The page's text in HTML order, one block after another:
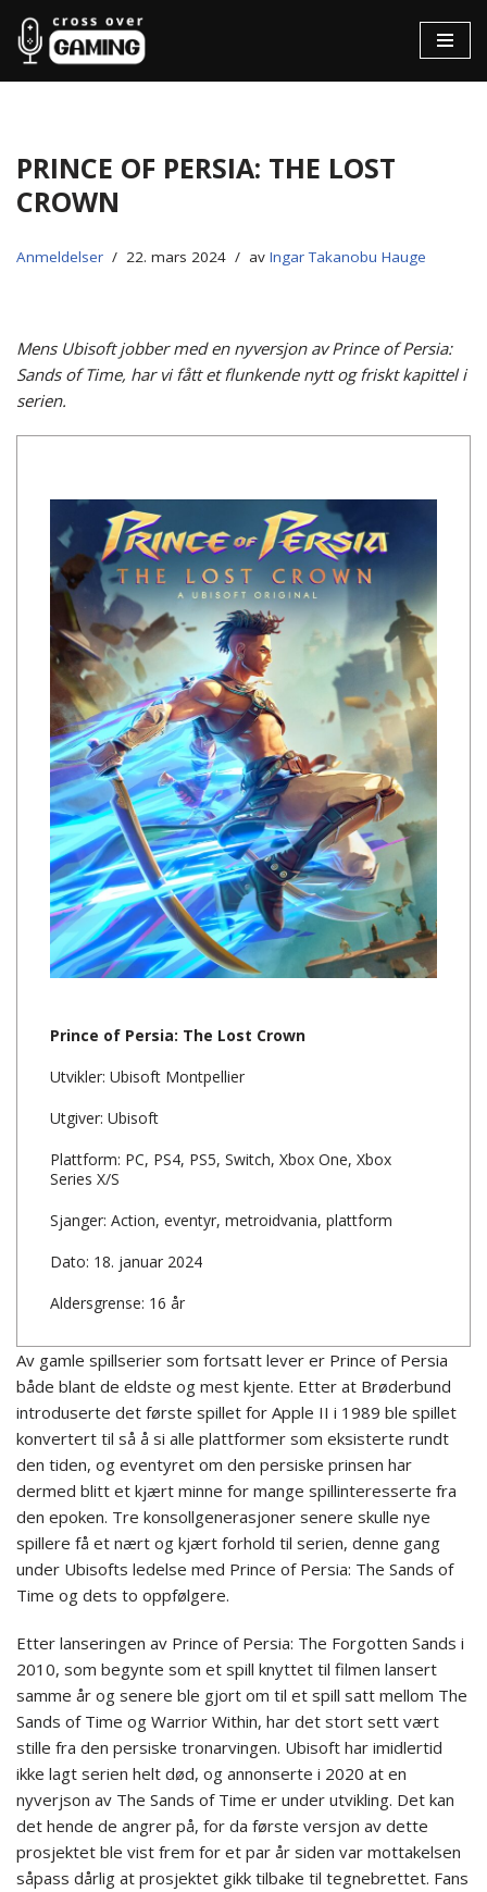
Hopp
til
Prince of Persia: The Lost
Crown
Anmeldelser 22. mars 2024 av Ingar Takanobu Hauge
Mens Ubisoft jobber med en nyversjon av Prince of Persia:
Sands of Time, har vi fått et flunkende nytt og friskt kapittel i
serien.
Prince of Persia: The Lost Crown
Utvikler: Ubisoft Montpellier
Utgiver: Ubisoft
Plattform: PC, PS4, PS5, Switch, Xbox One, Xbox
Series X/S
Sjanger: Action, eventyr, metroidvania, plattform
Dato: 18. januar 2024
Aldersgrense: 16 år
Av gamle spillserier som fortsatt lever er Prince of Persia
både blant de eldste og mest kjente. Etter at Brøderbund
introduserte det første spillet for Apple II i 1989 ble spillet
konvertert til så å si alle plattformer som eksisterte rundt
den tiden, og eventyret om den persiske prinsen har
dermed blitt et kjært minne for mange spillinteresserte fra
den epoken. Tre konsollgenerasjoner senere skulle nye
spillere få et nært og kjært forhold til serien, denne gang
under Ubisofts ledelse med Prince of Persia: The Sands of
Time og dets to oppfølgere.
Etter lanseringen av Prince of Persia: The Forgotten Sands i
2010, som begynte som et spill knyttet til filmen lansert
samme år og senere ble gjort om til et spill satt mellom The
Sands of Time og Warrior Within, har det stort sett vært
stille fra den persiske tronarvingen. Ubisoft har imidlertid
ikke lagt serien helt død, og annonserte i 2020 at en
nyverjson av The Sands of Time er under utvikling. Det kan
det hende de angrer på, for da første versjon av dette
prosjektet ble vist frem for et par år siden var mottakelsen
såpass dårlig at prosjektet gikk tilbake til tegnebrettet. Fans